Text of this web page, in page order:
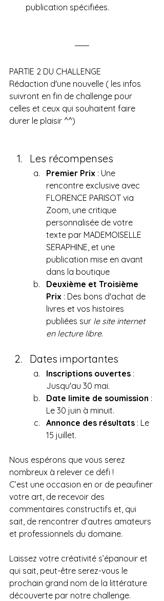
publication spécifiées.
PARTIE 2 DU CHALLENGE
Rédaction d'une nouvelle ( les infos
suivront en fin de challenge pour
celles et ceux qui souhaitent faire
durer le plaisir ^^)
Les récompenses
Premier Prix : Une
rencontre exclusive avec
FLORENCE PARISOT via
Zoom, une critique
personnalisée de votre
texte par MADEMOISELLE
SERAPHINE, et une
publication mise en avant
dans la boutique
Deuxième et Troisième
Prix : Des bons d'achat de
livres et vos histoires
publiées sur le site internet
en lecture libre.
Dates importantes
Inscriptions ouvertes :
Jusqu'au 30 mai.
Date limite de soumission :
Le 30 juin à minuit.
Annonce des résultats : Le
15 juillet.
Nous espérons que vous serez
nombreux à relever ce défi !
C’est une occasion en or de peaufiner
votre art, de recevoir des
commentaires constructifs et, qui
sait, de rencontrer d’autres amateurs
et professionnels du domaine.
Laissez votre créativité s’épanouir et
qui sait, peut-être serez-vous le
prochain grand nom de la littérature
découverte par notre challenge.